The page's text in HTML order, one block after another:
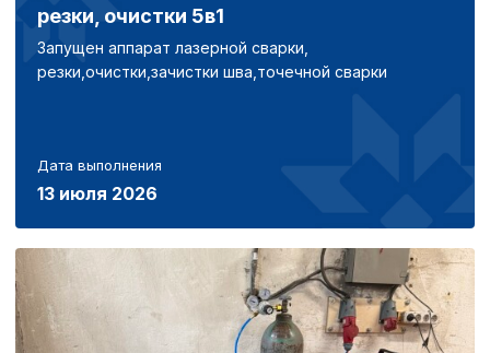
резки, очистки 5в1
Запущен аппарат лазерной сварки,
резки,очистки,зачистки шва,точечной сварки
Дата выполнения
13 июля 2026